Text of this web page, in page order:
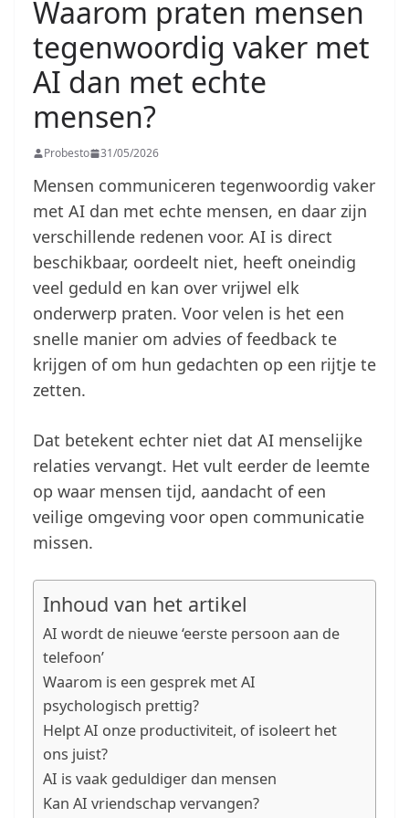
Waarom praten mensen
tegenwoordig vaker met
AI dan met echte
mensen?
Probesto 31/05/2026
Mensen communiceren tegenwoordig vaker
met AI dan met echte mensen, en daar zijn
verschillende redenen voor. AI is direct
beschikbaar, oordeelt niet, heeft oneindig
veel geduld en kan over vrijwel elk
onderwerp praten. Voor velen is het een
snelle manier om advies of feedback te
krijgen of om hun gedachten op een rijtje te
zetten.
Dat betekent echter niet dat AI menselijke
relaties vervangt. Het vult eerder de leemte
op waar mensen tijd, aandacht of een
veilige omgeving voor open communicatie
missen.
Inhoud van het artikel
AI wordt de nieuwe ‘eerste persoon aan de
telefoon’
Waarom is een gesprek met AI
psychologisch prettig?
Helpt AI onze productiviteit, of isoleert het
ons juist?
AI is vaak geduldiger dan mensen
Kan AI vriendschap vervangen?